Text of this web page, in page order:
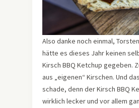
Also danke noch einmal,
hätte es dieses Jahr keinen
Kirsch BBQ Ketchup gegeben.
aus „eigenen“ Kirschen. Und
schade, denn der Kirsch BBQ
wirklich lecker und vor allem